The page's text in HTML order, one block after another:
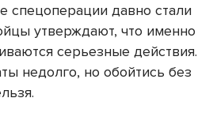
спецоперации давно стали
утверждают, что именно
серьезные действия.
недолго, но обойтись без